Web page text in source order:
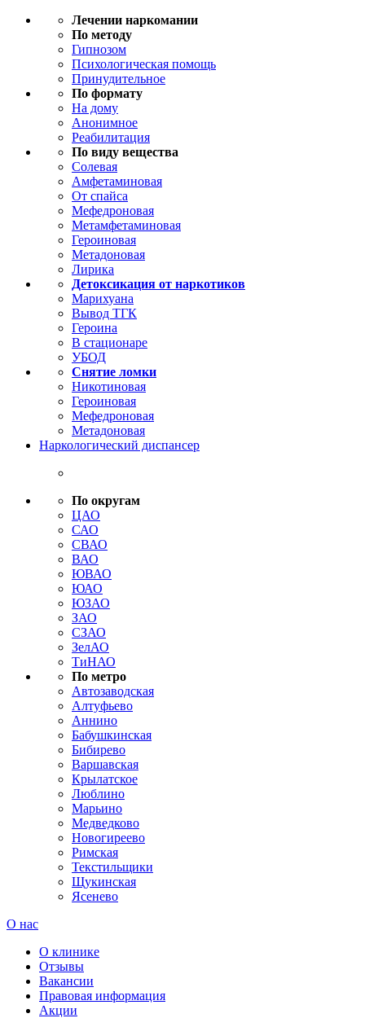
Лечении наркомании
По методу
Гипнозом
Психологическая помощь
Принудительное
По формату
На дому
Анонимное
Реабилитация
По виду вещества
Солевая
Амфетаминовая
От спайса
Мефедроновая
Метамфетаминовая
Героиновая
Метадоновая
Лирика
Детоксикация от наркотиков
Марихуана
Вывод ТГК
Героина
В стационаре
УБОД
Снятие ломки
Никотиновая
Героиновая
Мефедроновая
Метадоновая
Наркологический диспансер
По округам
ЦАО
САО
СВАО
ВАО
ЮВАО
ЮАО
ЮЗАО
ЗАО
СЗАО
ЗелАО
ТиНАО
По метро
Автозаводская
Алтуфьево
Аннино
Бабушкинская
Бибирево
Варшавская
Крылатское
Люблино
Марьино
Медведково
Новогиреево
Римская
Текстильщики
Щукинская
Ясенево
О нас
О клинике
Отзывы
Вакансии
Правовая информация
Акции